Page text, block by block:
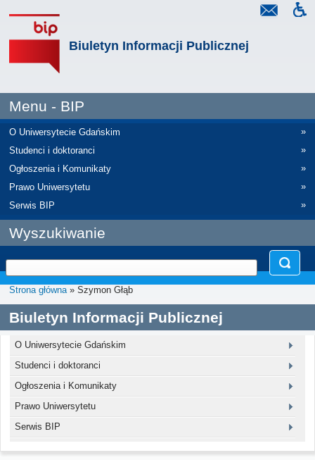
Biuletyn Informacji Publicznej
Menu - BIP
O Uniwersytecie Gdańskim
»
Studenci i doktoranci
»
Ogłoszenia i Komunikaty
»
Prawo Uniwersytetu
»
Serwis BIP
»
Wyszukiwanie
Strona główna» Szymon Głąb
Biuletyn Informacji Publicznej
O Uniwersytecie Gdańskim
Studenci i doktoranci
Ogłoszenia i Komunikaty
Prawo Uniwersytetu
Serwis BIP